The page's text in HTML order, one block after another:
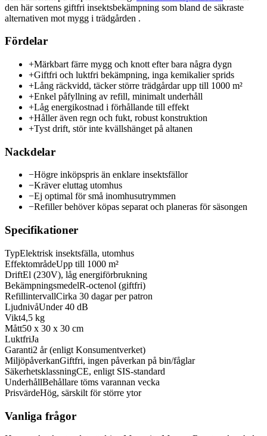
den här sortens giftfri insektsbekämpning som bland de säkraste
alternativen mot mygg i trädgården .
Fördelar
+Märkbart färre mygg och knott efter bara några dygn
+Giftfri och luktfri bekämpning, inga kemikalier sprids
+Lång räckvidd, täcker större trädgårdar upp till 1000 m²
+Enkel påfyllning av refill, minimalt underhåll
+Låg energikostnad i förhållande till effekt
+Håller även regn och fukt, robust konstruktion
+Tyst drift, stör inte kvällshänget på altanen
Nackdelar
−Högre inköpspris än enklare insektsfällor
−Kräver eluttag utomhus
−Ej optimal för små inomhusutrymmen
−Refiller behöver köpas separat och planeras för säsongen
Specifikationer
TypElektrisk insektsfälla, utomhus
EffektområdeUpp till 1000 m²
DriftEl (230V), låg energiförbrukning
BekämpningsmedelR-octenol (giftfri)
RefillintervallCirka 30 dagar per patron
LjudnivåUnder 40 dB
Vikt4,5 kg
Mått50 x 30 x 30 cm
LuktfriJa
Garanti2 år (enligt Konsumentverket)
MiljöpåverkanGiftfri, ingen påverkan på bin/fåglar
SäkerhetsklassningCE, enligt SIS-standard
UnderhållBehållare töms varannan vecka
PrisvärdeHög, särskilt för större ytor
Vanliga frågor